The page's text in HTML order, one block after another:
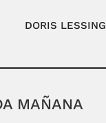
DORIS LESSING
MAÑANA